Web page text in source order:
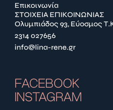
Επικοινωνία
ΣΤΟΙΧΕΙΑ ΕΠΙΚΟΙΝΩΝΙΑΣ
Ολυμπιάδος 93, Εύοσμος
2314 027656
info@lina-rene.gr
FACEBOOK
INSTAGRAM